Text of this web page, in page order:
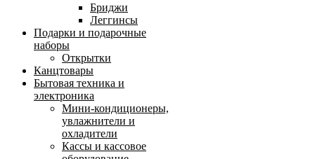
Бриджи
Леггинсы
Подарки и подарочные
наборы
Открытки
Канцтовары
Бытовая техника и
электроника
Мини-кондиционеры,
увлажнители и
охладители
Кассы и кассовое